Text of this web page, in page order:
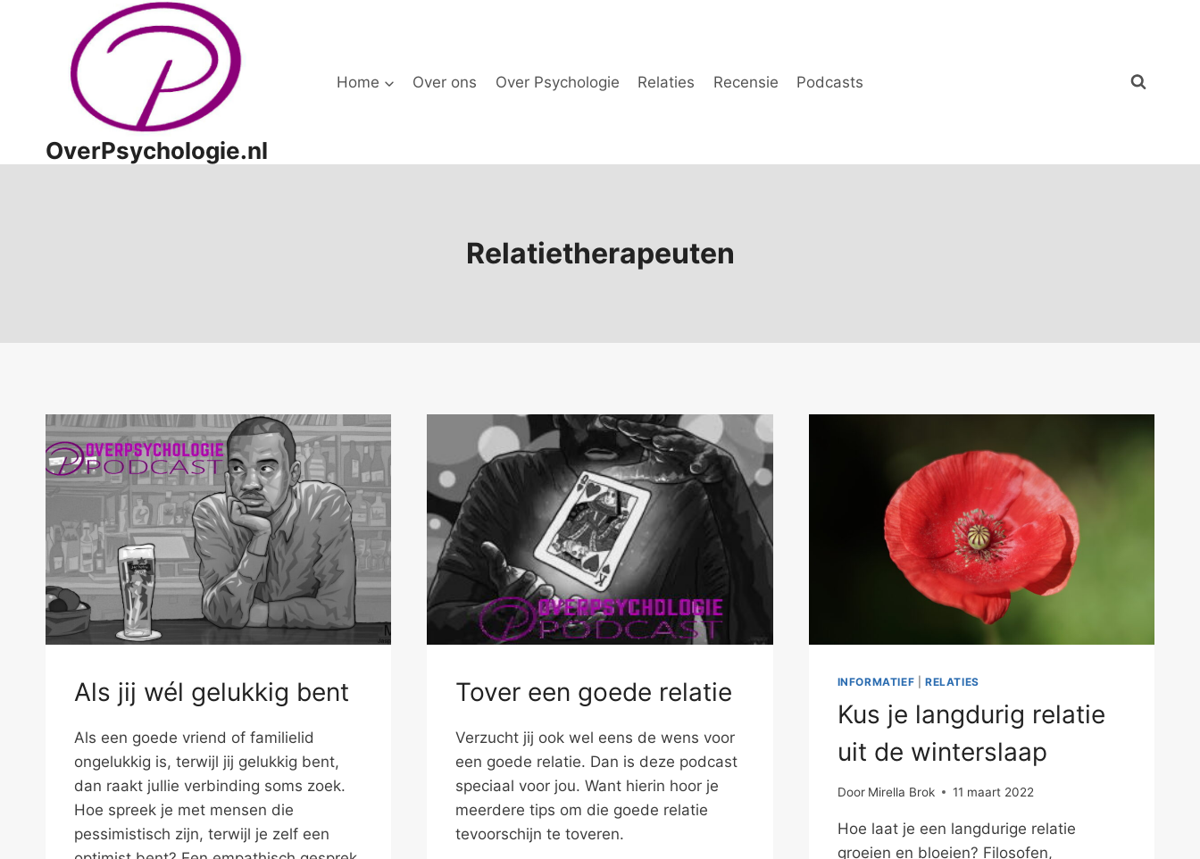
OverPsychologie.nl
Home Over ons Over Psychologie Relaties Recensie Podcasts
Relatietherapeuten
Als jij wél gelukkig bent
Als een goede vriend of familielid
ongelukkig is, terwijl jij gelukkig bent,
dan raakt jullie verbinding soms zoek.
Hoe spreek je met mensen die
pessimistisch zijn, terwijl je zelf een
Tover een goede relatie
Verzucht jij ook wel eens de wens voor
een goede relatie. Dan is deze podcast
speciaal voor jou. Want hierin hoor je
meerdere tips om die goede relatie
tevoorschijn te toveren.
INFORMATIEF RELATIES
Kus je langdurig relatie
uit de winterslaap
Door Mirella Brok 11 maart 2022
Hoe laat je een langdurige relatie
groeien en bloeien? Filosofen,